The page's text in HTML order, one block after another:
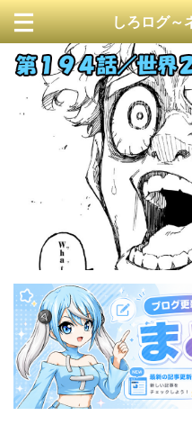
しろログ～